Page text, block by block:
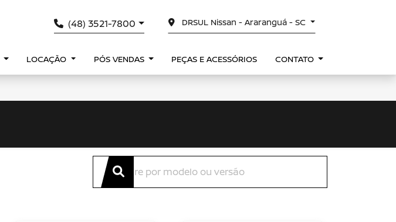
(48) 3521-7800 DRSUL Nissan - Araranguá - SC
LOCAÇÃO PÓS VENDAS PEÇAS E ACESSÓRIOS CONTATO